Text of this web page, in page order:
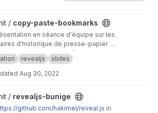
bookmarks project
/ copy-paste-bookmarks
en séance d'équipe sur les
d'historique de presse-papier et
signets avec mot-clé pour
la recherche.
est un mirroir dehttps://codeberg.or
copy-paste-bookmarks
est publique sur
revealjs slides
Aug 30, 2022
project
/ revealjs-bunige
github.com/hakimel/reveal.js in